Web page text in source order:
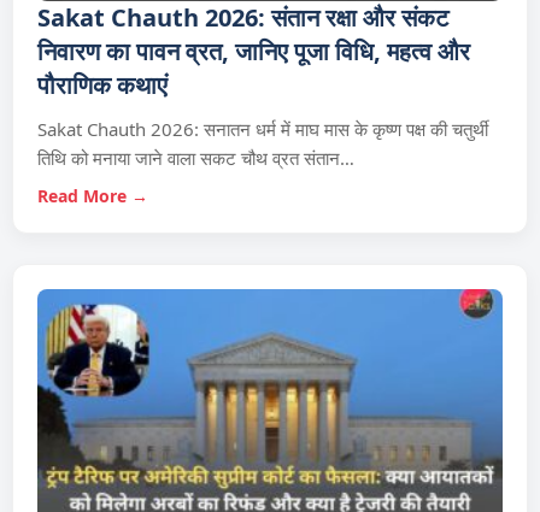
Sakat Chauth 2026: संतान रक्षा और संकट
निवारण का पावन व्रत, जानिए पूजा विधि, महत्व और
पौराणिक कथाएं
Sakat Chauth 2026: सनातन धर्म में माघ मास के कृष्ण पक्ष की चतुर्थी
तिथि को मनाया जाने वाला सकट चौथ व्रत संतान…
Read More →